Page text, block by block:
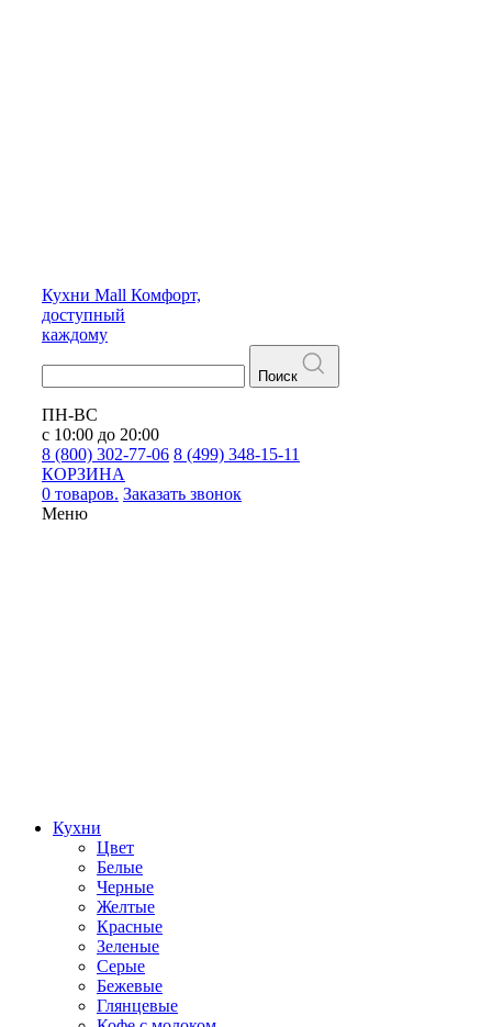
Кухни Mall Комфорт,
доступный
каждому
Поиск
ПН-ВС
с 10:00 до 20:00
8 (800) 302-77-06 8 (499) 348-15-11
КОРЗИНА
0 товаров. Заказать звонок
Меню
Кухни
Цвет
Белые
Черные
Желтые
Красные
Зеленые
Серые
Бежевые
Глянцевые